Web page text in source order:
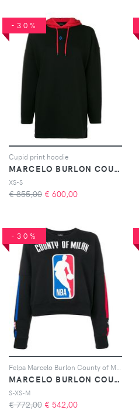
-30%
Cupid print hoodie
MARCELO BURLON COUNTY OF MILAN
XS-S
€ 855,00 € 600,00
-30%
MARCELO BURLON COUNTY OF MILAN
S-XS-M
€ 772,00 € 542,00